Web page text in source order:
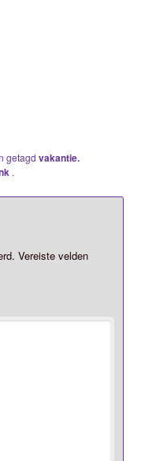
getagdvakantie.
.
Vereiste velden